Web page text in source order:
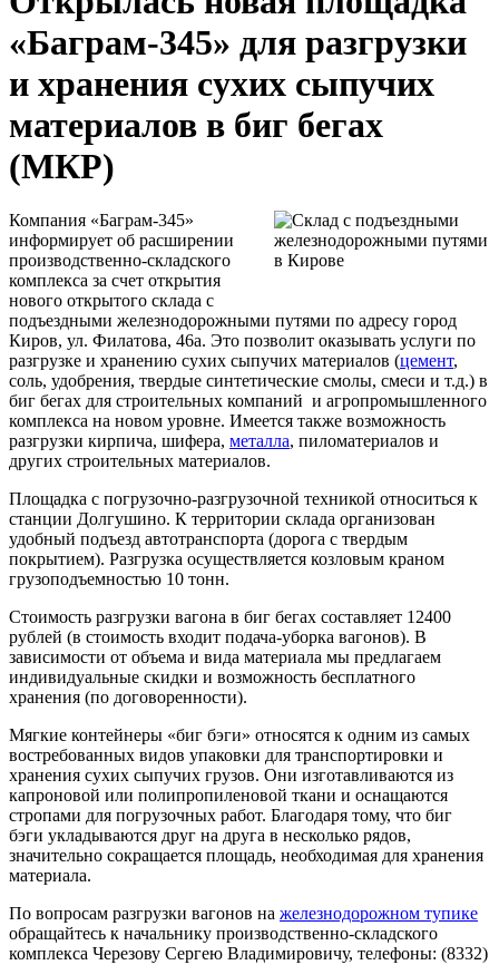
«Баграм-345» для разгрузки
и хранения сухих сыпучих
материалов в биг бегах
(МКР)
Компания «Баграм-345»
информирует об расширении
производственно-складского
комплекса за счет открытия
нового открытого склада с
подъездными железнодорожными путями по адресу город
Киров, ул. Филатова, 46а. Это позволит оказывать услуги по
разгрузке и хранению сухих сыпучих материалов (цемент,
соль, удобрения, твердые синтетические смолы, смеси и т.д.) в
биг бегах для строительных компаний и агропромышленного
комплекса на новом уровне. Имеется также возможность
разгрузки кирпича, шифера, металла, пиломатериалов и
других строительных материалов.
Площадка с погрузочно-разгрузочной техникой относиться к
станции Долгушино. К территории склада организован
удобный подъезд автотранспорта (дорога с твердым
покрытием). Разгрузка осуществляется козловым краном
грузоподъемностью 10 тонн.
Стоимость разгрузки вагона в биг бегах составляет 12400
рублей (в стоимость входит подача-уборка вагонов). В
зависимости от объема и вида материала мы предлагаем
индивидуальные скидки и возможность бесплатного
хранения (по договоренности).
Мягкие контейнеры «биг бэги» относятся к одним из самых
востребованных видов упаковки для транспортировки и
хранения сухих сыпучих грузов. Они изготавливаются из
капроновой или полипропиленовой ткани и оснащаются
стропами для погрузочных работ. Благодаря тому, что биг
бэги укладываются друг на друга в несколько рядов,
значительно сокращается площадь, необходимая для хранения
материала.
По вопросам разгрузки вагонов на железнодорожном тупике
обращайтесь к начальнику производственно-складского
комплекса Черезову Сергею Владимировичу, телефоны: (8332)